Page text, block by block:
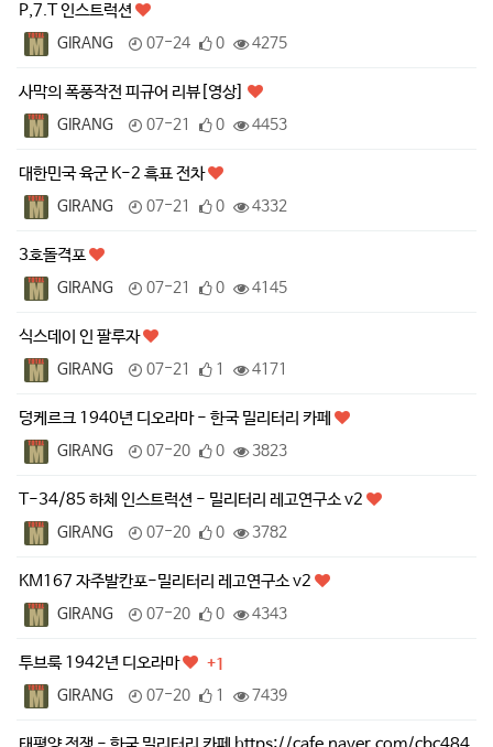
P,7.T 인스트럭션
GIRANG 07-24 0 4275
사막의 폭풍작전 피규어 리뷰[영상]
GIRANG 07-21 0 4453
대한민국 육군 K-2 흑표 전차
GIRANG 07-21 0 4332
3호돌격포
GIRANG 07-21 0 4145
식스데이 인 팔루자
GIRANG 07-21 1 4171
덩케르크 1940년 디오라마 - 한국 밀리터리 카페
GIRANG 07-20 0 3823
T-34/85 하체 인스트럭션 - 밀리터리 레고연구소 v2
GIRANG 07-20 0 3782
KM167 자주발칸포-밀리터리 레고연구소 v2
GIRANG 07-20 0 4343
투브룩 1942년 디오라마
+1
GIRANG
07-20 1 7439